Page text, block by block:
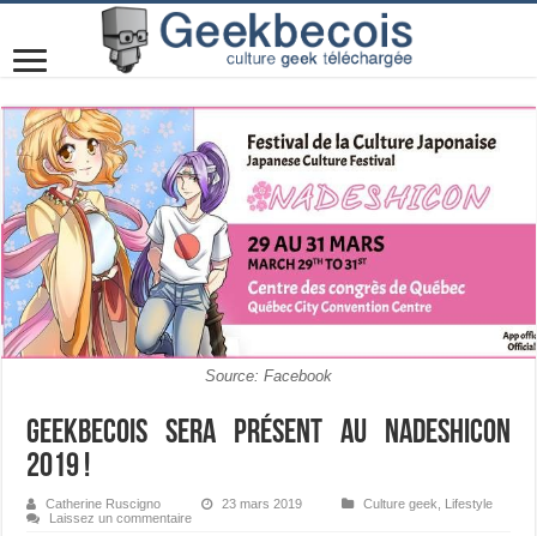
Source: Facebook
Geekbecois sera présent au Nadeshicon
2019 !
Catherine Ruscigno 23 mars 2019 Culture geek, Lifestyle
Laissez un commentaire